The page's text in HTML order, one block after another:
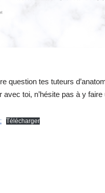
question tes tuteurs
toi, n’hésite pas à y faire
Télécharger